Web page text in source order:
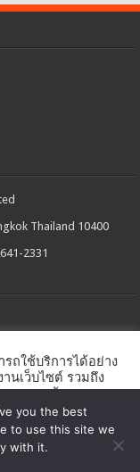
Thailand 10400
2331
ถใช้บริการได้อย่าง
นเว็บไซต์ รวมถึง
ามความต้องการ
เติมได้ใน นโยบาย
you the best
to use this site we
with it.